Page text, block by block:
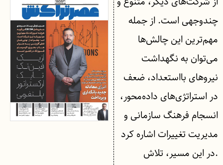
چندوجهی است. از جمله
مهم‌ترین این چالش‌ها
می‌توان به نگهداشت
نیروهای بااستعداد، ضعف
در استراتژی‌های داده‌محور،
انسجام فرهنگ سازمانی و
مدیریت تغییرات اشاره کرد
.در این مسیر، تلاش